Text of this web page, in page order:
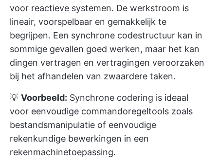
voor reactieve systemen. De werkstroom is
lineair, voorspelbaar en gemakkelijk te
begrijpen. Een synchrone codestructuur kan in
sommige gevallen goed werken, maar het kan
dingen vertragen en vertragingen veroorzaken
bij het afhandelen van zwaardere taken.
💡 Voorbeeld: Synchrone codering is ideaal
voor eenvoudige commandoregeltools zoals
bestandsmanipulatie of eenvoudige
rekenkundige bewerkingen in een
rekenmachinetoepassing.